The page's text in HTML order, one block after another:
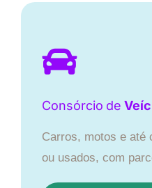
Consórcio de
Carros, motos e
ou usados, com